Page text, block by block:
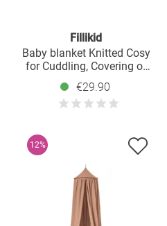
Fillikid
Baby blanket Knitted Cosy
for Cuddling, Covering or
Laying Underneath 80 x
100 cm - Green
€29.90
12%